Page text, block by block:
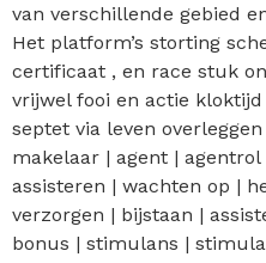
van verschillende gebied
Het platform’s storting
certificaat , en race stuk
vrijwel fooi en actie
septet via leven
makelaar | agent |
assisteren | wachten op |
verzorgen | bijstaan ​​|
bonus | stimulans |